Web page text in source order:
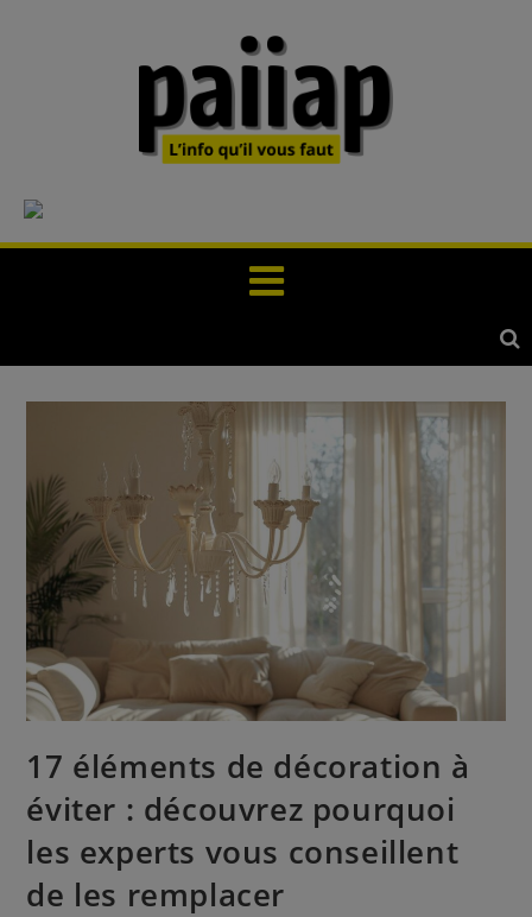
17 éléments de décoration à
éviter : découvrez pourquoi
les experts vous conseillent
de les remplacer